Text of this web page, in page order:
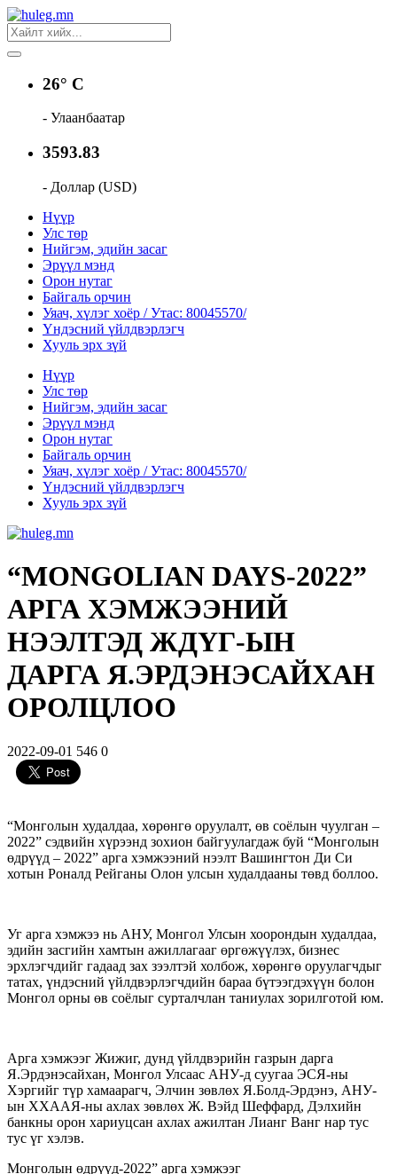
26° C
- Улаанбаатар
3593.83
- Доллар (USD)
Нүүр
Улс төр
Нийгэм, эдийн засаг
Эрүүл мэнд
Орон нутаг
Байгаль орчин
Уяач, хүлэг хоёр / Утас: 80045570/
Үндэсний үйлдвэрлэгч
Хууль эрх зүй
Нүүр
Улс төр
Нийгэм, эдийн засаг
Эрүүл мэнд
Орон нутаг
Байгаль орчин
Уяач, хүлэг хоёр / Утас: 80045570/
Үндэсний үйлдвэрлэгч
Хууль эрх зүй
“MONGOLIAN DAYS-2022”
АРГА ХЭМЖЭЭНИЙ
НЭЭЛТЭД ЖДҮГ-ЫН
ДАРГА Я.ЭРДЭНЭСАЙХАН
ОРОЛЦЛОО
2022-09-01 546 0
“Монголын худалдаа, хөрөнгө оруулалт, өв соёлын чуулган –
2022” сэдвийн хүрээнд зохион байгуулагдаж буй “Монголын
өдрүүд – 2022” арга хэмжээний нээлт Вашингтон Ди Си
хотын Роналд Рейганы Олон улсын худалдааны төвд боллоо.
Уг арга хэмжээ нь АНУ, Монгол Улсын хоорондын худалдаа,
эдийн засгийн хамтын ажиллагааг өргөжүүлэх, бизнес
эрхлэгчдийг гадаад зах зээлтэй холбож, хөрөнгө оруулагчдыг
татах, үндэсний үйлдвэрлэгчдийн бараа бүтээгдэхүүн болон
Монгол орны өв соёлыг сурталчлан таниулах зорилготой юм.
Арга хэмжээг Жижиг, дунд үйлдвэрийн газрын дарга
Я.Эрдэнэсайхан, Монгол Улсаас АНУ-д суугаа ЭСЯ-ны
Хэргийг түр хамаарагч, Элчин зөвлөх Я.Болд-Эрдэнэ, АНУ-
ын ХХААЯ-ны ахлах зөвлөх Ж. Вэйд Шеффард, Дэлхийн
банкны орон хариуцсан ахлах ажилтан Лианг Ванг нар тус
тус үг хэлэв.
Монголын өдрүүд-2022” арга хэмжээг